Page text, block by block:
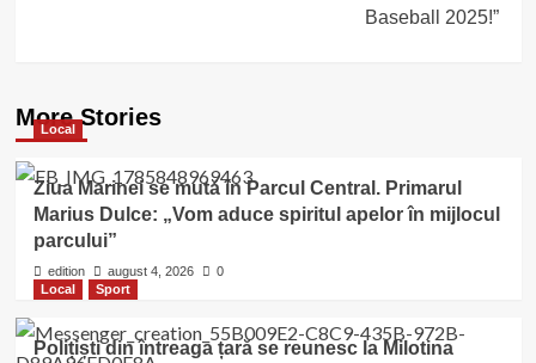
Baseball 2025!”
More Stories
Local
Ziua Marinei se mută în Parcul Central. Primarul
Marius Dulce: „Vom aduce spiritul apelor în mijlocul
parcului”
edition august 4, 2026
0
Local
Sport
Polițiști din întreaga țară se reunesc la Milotina